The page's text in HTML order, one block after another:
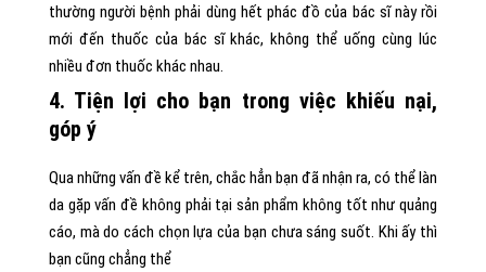
thường người bệnh phải dùng hết phác đồ của bác sĩ này rồi
mới đến thuốc của bác sĩ khác, không thể uống cùng lúc
nhiều đơn thuốc khác nhau.
4. Tiện lợi cho bạn trong việc khiếu nại,
góp ý
Qua những vấn đề kể trên, chắc hẳn bạn đã nhận ra, có thể làn
da gặp vấn đề không phải tại sản phẩm không tốt như quảng
cáo, mà do cách chọn lựa của bạn chưa sáng suốt. Khi ấy thì
bạn cũng chẳng thể